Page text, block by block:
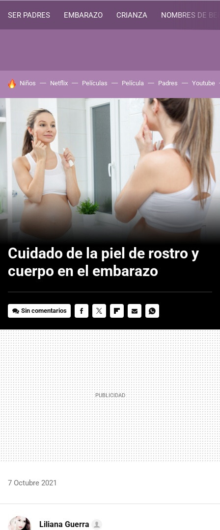
SER PADRES EMBARAZO CRIANZA NOMBRES DE
HOY SE HABLA DE
Niños Netflix Películas Película Padres Youtube
Cuidado de la piel de rostro y
cuerpo en el embarazo
Sin comentarios
MAIL
7 Octubre 2021
Liliana Guerra